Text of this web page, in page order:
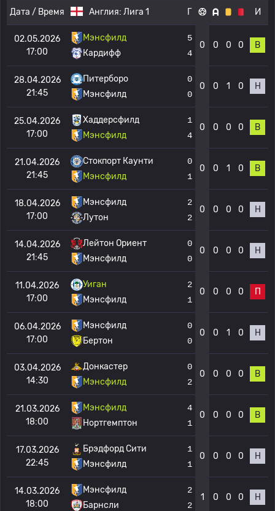
Дата / Время Англия: Лига 1 Г И
02.05.2026
17:00
Мэнсфилд
Кардифф
5
4
0 0 0 0 В
28.04.2026
21:45
Питерборо
Мэнсфилд
0
0
0 0 1 0 Н
25.04.2026
17:00
Хаддерсфилд
Мэнсфилд
1
4
0 0 0 0 В
21.04.2026
21:45
Стокпорт Каунти
Мэнсфилд
0
1
0 0 1 0 В
18.04.2026
17:00
Мэнсфилд
Лутон
2
2
0 0 0 0 Н
14.04.2026
21:45
Лейтон Ориент
Мэнсфилд
0
0
0 0 0 0 Н
11.04.2026
17:00
Уиган
Мэнсфилд
2
1
0 0 0 0 П
06.04.2026
17:00
Мэнсфилд
Бертон
0
0
0 0 1 0 Н
03.04.2026
14:30
Донкастер
Мэнсфилд
0
2
0 0 0 0 В
21.03.2026
18:00
Мэнсфилд
Нортгемптон
4
1
0 0 0 0 В
17.03.2026
22:45
Брэдфорд Сити
Мэнсфилд
1
1
0 0 0 0 Н
14.03.2026
18:00
Мэнсфилд
Барнсли
2
2
1 0 0 0 Н